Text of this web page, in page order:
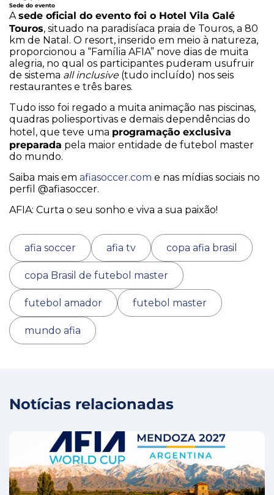
Sede do evento
Asede oficial do evento foi o Hotel Vila Galé
Touros, situado na paradisíaca praia de Touros, a 80
km de Natal. O resort, inserido em meio à natureza,
proporcionou a “Família AFIA” nove dias de muita
alegria, no qual os participantes puderam usufruir
de sistema all inclusive(tudo incluído) nos seis
restaurantes e três bares.
Tudo isso foi regado a muita animação nas piscinas,
quadras poliesportivas e demais dependências do
hotel, que teve uma programação exclusiva
preparada pela maior entidade de futebol master
do mundo.
Saiba mais em afiasoccer.com e nas mídias sociais no
perfil @afiasoccer.
AFIA: Curta o seu sonho e viva a sua paixão!
afia soccer afia tv copa afia brasil
copa Brasil de futebol master
futebol amador futebol master
mundo afia
Notícias relacionadas